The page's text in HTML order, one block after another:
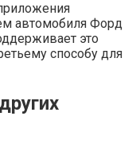
автомобиля Форд
это
способу для